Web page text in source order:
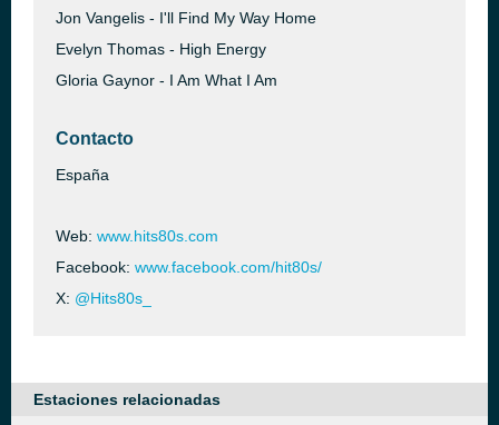
Jon Vangelis - I'll Find My Way Home
Evelyn Thomas - High Energy
Gloria Gaynor - I Am What I Am
Contacto
España
Web: www.hits80s.com
Facebook: www.facebook.com/hit80s/
X: @Hits80s_
Estaciones relacionadas